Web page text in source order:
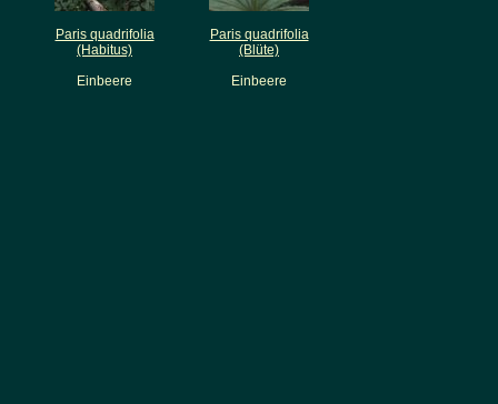
Paris quadrifolia
(Habitus)
Einbeere
Paris quadrifolia
(Blüte)
Einbeere